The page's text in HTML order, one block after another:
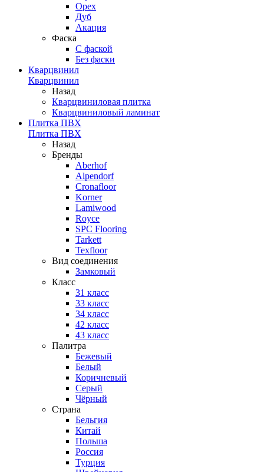
Орех
Дуб
Акация
Фаска
С фаской
Без фаски
Кварцвинил
Кварцвинил
Назад
Кварцвиниловая плитка
Кварцвиниловый ламинат
Плитка ПВХ
Плитка ПВХ
Назад
Бренды
Aberhof
Alpendorf
Cronafloor
Korner
Lamiwood
Royce
SPC Flooring
Tarkett
Texfloor
Вид соединения
Замковый
Класс
31 класс
33 класс
34 класс
42 класс
43 класс
Палитра
Бежевый
Белый
Коричневый
Серый
Чёрный
Страна
Бельгия
Китай
Польша
Россия
Турция